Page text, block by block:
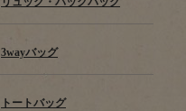
3wayバッグ
トートバッグ